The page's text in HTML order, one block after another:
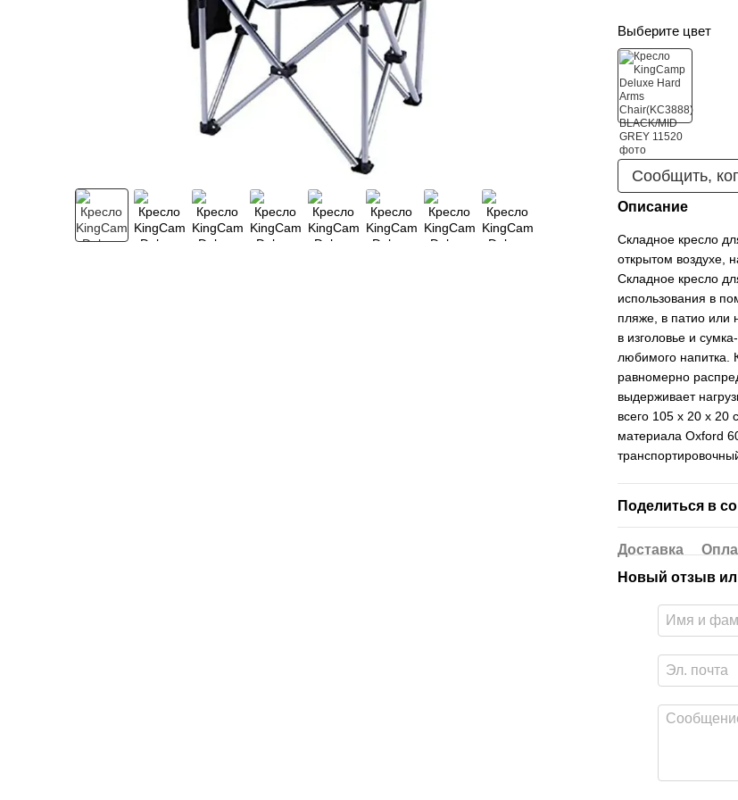
Выберите цвет
Сообщить,
Описание
Складное кресло
открытом воздухе,
Складное кресло
использования в
пляже, в патио или
в изголовье и
любимого напитка.
равномерно
выдерживает
всего 105 х 20 х 20
материала Oxford
Поделиться в
Доставка
Новый отзыв